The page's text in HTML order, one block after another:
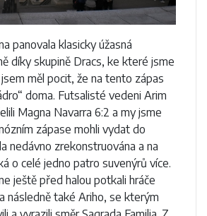
panovala klasicky úžasná
díky skupině Dracs, ke které jsme
měl pocit, že na tento zápas
doma. Futsalisté vedeni Arim
Magna Navarra 6:2 a my jsme
zápase mohli vydat do
nedávno zrekonstruována a na
o celé jedno patro suvenýrů více.
ještě před halou potkali hráče
následně také Ariho, se kterým